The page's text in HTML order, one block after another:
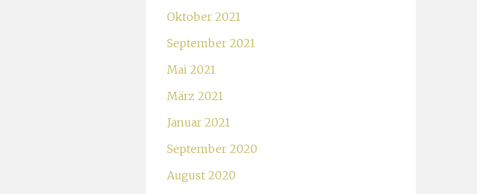
Oktober 2021
September 2021
Mai 2021
März 2021
Januar 2021
September 2020
August 2020